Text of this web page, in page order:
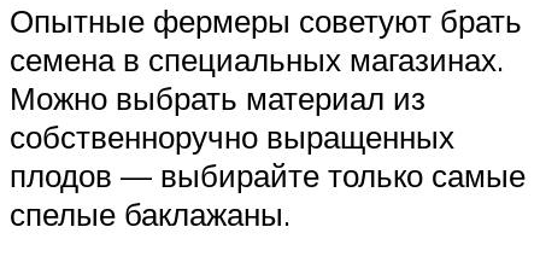
Опытные фермеры советуют брать
семена в специальных магазинах.
Можно выбрать материал из
собственноручно выращенных
плодов — выбирайте только самые
спелые баклажаны.